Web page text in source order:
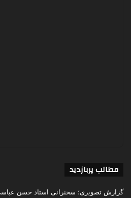
مطالب پربازدید
گزارش تصویری؛ سخنرانی استاد حسن